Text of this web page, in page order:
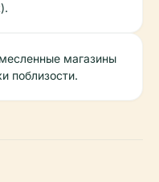
магазины
поблизости.